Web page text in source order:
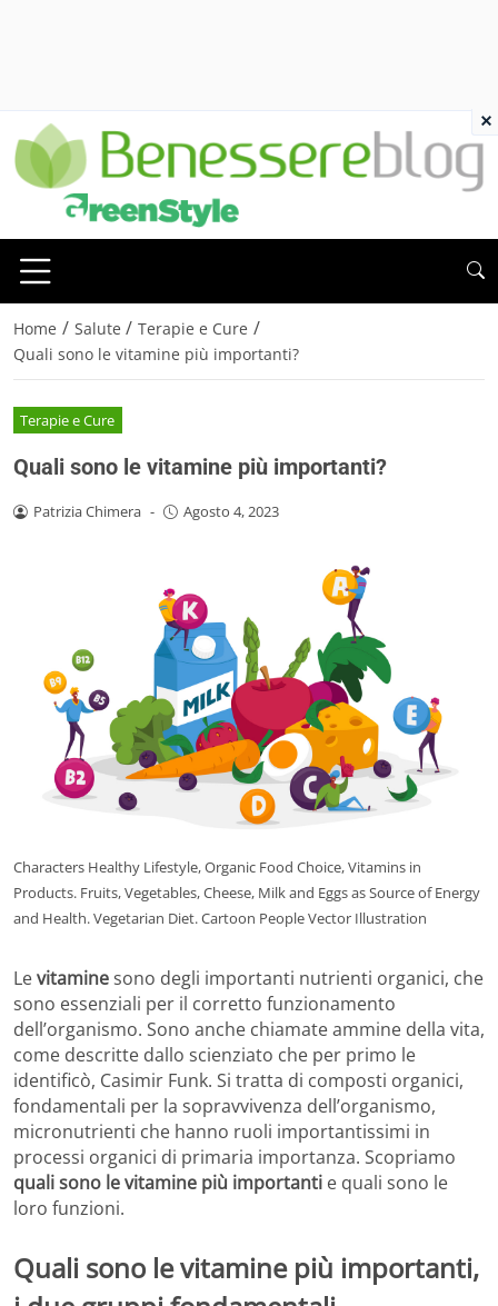
Home / Salute / Terapie e Cure /
Quali sono le vitamine più importanti?
Terapie e Cure
Quali sono le vitamine più importanti?
Patrizia Chimera - Agosto 4, 2023
Characters Healthy Lifestyle, Organic Food Choice, Vitamins in
Products. Fruits, Vegetables, Cheese, Milk and Eggs as Source of Energy
and Health. Vegetarian Diet. Cartoon People Vector Illustration
Levitaminesono degli importanti nutrienti organici, che
sono essenziali per il corretto funzionamento
dell’organismo. Sono anche chiamate ammine della vita,
come descritte dallo scienziato che per primo le
identificò, Casimir Funk. Si tratta di composti organici,
fondamentali per la sopravvivenza dell’organismo,
micronutrienti che hanno ruoli importantissimi in
processi organici di primaria importanza. Scopriamo
quali sono le vitamine più importanti e quali sono le
loro funzioni.
Quali sono le vitamine più importanti,
×